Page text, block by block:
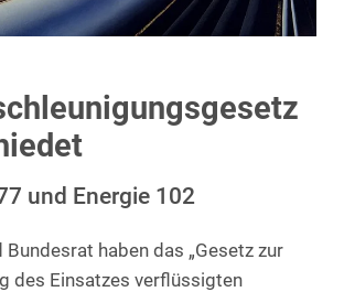
und Energie 102
Bundesrat haben das „Gesetz zur
des Einsatzes verflüssigten